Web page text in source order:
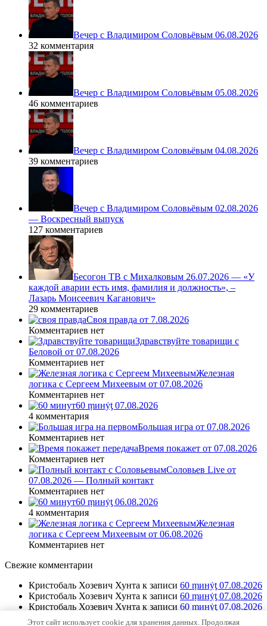
Вечер с Владимиром Соловьёвым 06.08.2026
32 комментария
Вечер с Владимиром Соловьёвым 05.08.2026
46 комментариев
Вечер с Владимиром Соловьёвым 04.08.2026
39 комментариев
Вечер с Владимиром Соловьёвым 02.08.2026
— Воскресный выпуск
127 комментариев
Бесогон ТВ с Михалковым 26.07.2026 — «У
каждой аварии есть имя, фамилия и должность», –
Лазарь Моисеевич Каганович»
29 комментариев
Своя правда от 7.08.2026
Комментариев нет
Здравствуйте товарищи с
Беловой от 07.08.2026
Комментариев нет
Железная
логика с Сергеем Михеевым от 07.08.2026
Комментариев нет
60 ṃинẏƫ 07.08.2026
4 комментария
Большая игра от 07.08.2026
Комментариев нет
Время покажет от 07.08.2026
Комментариев нет
Соловьев Live от
07.08.2026 — Полный контакт
Комментариев нет
60 ṃинẏƫ 06.08.2026
4 комментария
Железная
логика с Сергеем Михеевым от 06.08.2026
Комментариев нет
Свежие комментарии
Кристобаль Хозевич Хунта к записи 60 ṃинẏƫ 07.08.2026
Кристобаль Хозевич Хунта к записи 60 ṃинẏƫ 07.08.2026
Кристобаль Хозевич Хунта к записи 60 ṃинẏƫ 07.08.2026
Кристобаль Хозевич Хунта
60 ṃинẏƫ 06.08.2026
Этот сайт использует cookie для хранения данных. Продолжая